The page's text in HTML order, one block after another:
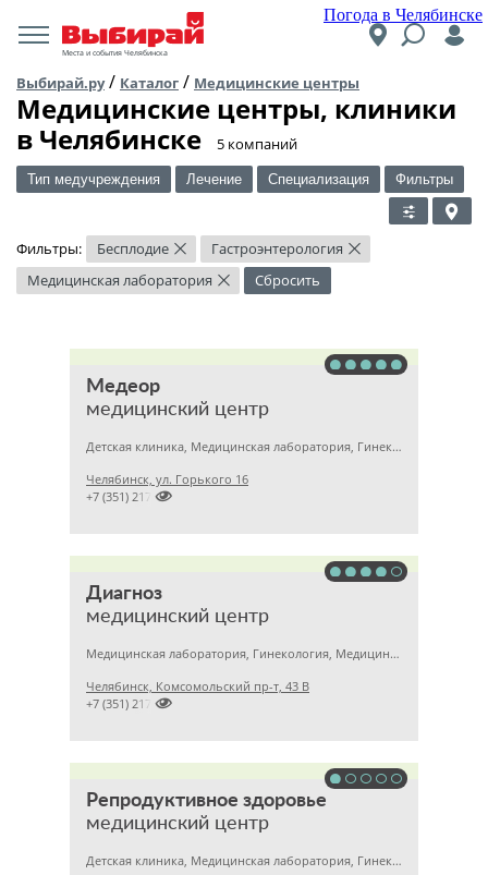
Погода в Челябинске
Места и события Челябинска
Выбирай.ру/ Каталог / Медицинские центры
Медицинские центры, клиники
в Челябинске
​5 компаний
Тип медучреждения Лечение Специализация Фильтры
Фильтры: Бесплодие × Гастроэнтерология ×
Медицинская лаборатория × Сбросить
Медеор
медицинский центр
Детская клиника, Медицинская лаборатория, Гинекология
Челябинск, ул. Горького 16

+7 (351) 2172376
Диагноз
медицинский центр
Медицинская лаборатория, Гинекология, Медицинский центр
Челябинск, Комсомольский пр-т, 43 В

+7 (351) 2172020
Репродуктивное здоровье
медицинский центр
Детская клиника, Медицинская лаборатория, Гинекология